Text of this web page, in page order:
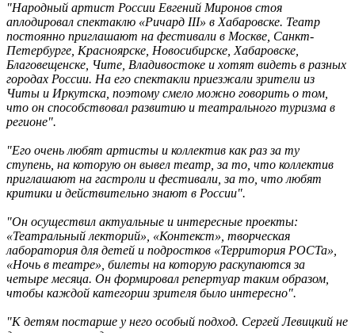
"Народный артист России Евгений Миронов стоя
аплодировал спектаклю «Ричард III» в Хабаровске. Театр
постоянно приглашают на фестивали в Москве, Санкт-
Петербурге, Красноярске, Новосибирске, Хабаровске,
Благовещенске, Чите, Владивостоке и хотят видеть в разных
городах России. На его спектакли приезжали зрители из
Читы и Иркутска, поэтому смело можно говорить о том,
что он способствовал развитию и театрального туризма в
регионе".
"Его очень любят артисты и коллектив как раз за ту
ступень, на которую он вывел театр, за то, что коллектив
приглашают на гастроли и фестивали, за то, что любят
критики и действительно знают в России".
"Он осуществил актуальные и интересные проекты:
«Театральный лекторий», «Контекст», творческая
лаборатория для детей и подростков «Территория РОСТа»,
«Ночь в театре», билеты на которую раскупаются за
четыре месяца. Он формировал репертуар таким образом,
чтобы каждой категории зрителя было интересно".
"К детям постарше у него особый подход. Сергей Левицкий не